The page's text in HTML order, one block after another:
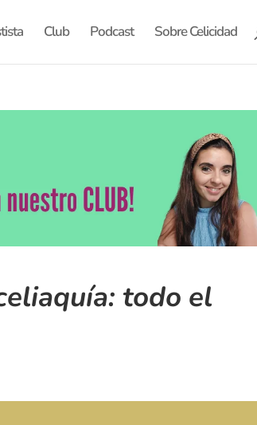
Club Podcast Sobre Celicidad
todo el